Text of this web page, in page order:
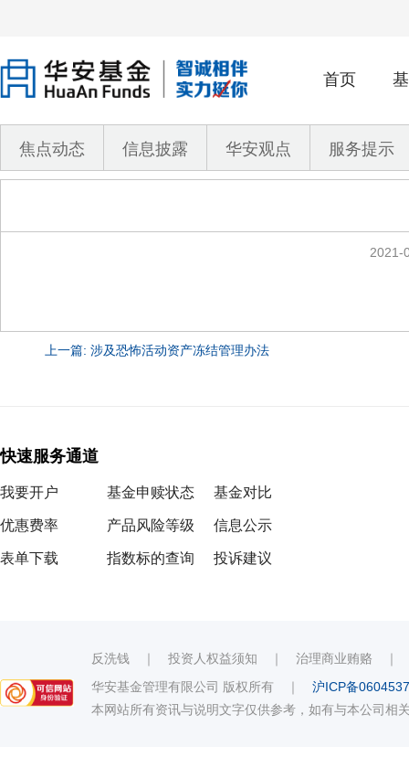
首页
焦点动态 信息披露 华安观点 服务提示
2021-
上一篇: 涉及恐怖活动资产冻结管理办法
快速服务通道
我要开户
优惠费率
表单下载
基金申赎状态
产品风险等级
指数标的查询
基金对比
信息公示
投诉建议
反洗钱 ｜ 投资人权益须知 ｜ 治理商业贿赂
华安基金管理有限公司 版权所有 ｜ 沪ICP备
本网站所有资讯与说明文字仅供参考，如有与本公司相